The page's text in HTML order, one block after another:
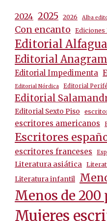
2024 2025 2026 Alba
Con encanto Ediciones
Editorial
Editorial
Editorial Impedimenta
Editorial Nórdica Editorial
Editorial
Editorial Sexto Piso
escritores americanos
Escritores
escritores franceses
Literatura asiática
Literatura infantil
Menos de 200
Mujeres